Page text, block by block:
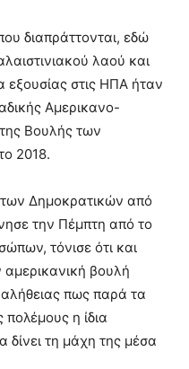
διαπράττονται, εδώ
λαού και
εξουσίας στις ΗΠΑ ήταν
Αμερικανο-
Βουλής των
2018.
Δημοκρατικών από
την Πέμπτη από το
τόνισε ότι και
βουλή
αλήθειας πως παρά τα
η ίδια
δίνει τη μάχη της μέσα